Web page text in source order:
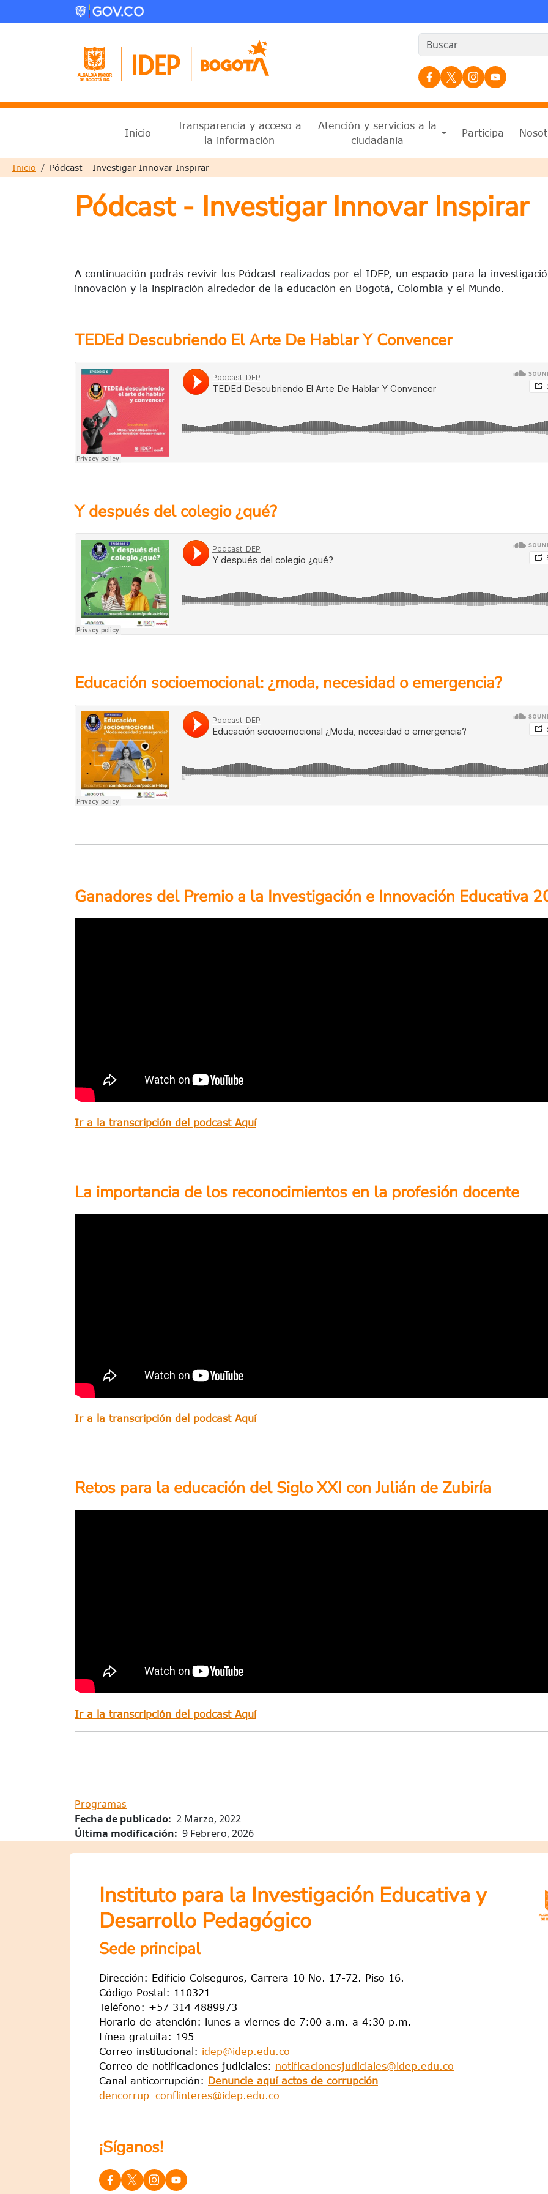
Pasar al contenido principal
Redes Sociales
Menu principal 2025
Inicio
Transparencia y acceso a
la información
Atención y servicios a la
ciudadanía
Participa
Sobrescribir enlaces de ayuda a la navegación
Inicio Pódcast - Investigar Innovar Inspirar
Pódcast - Investigar Innovar Inspirar
A continuación podrás revivir los Pódcast realizados por el IDEP, un espacio para la
innovación y la inspiración alrededor de la educación en Bogotá, Colombia y el Mundo.
TEDEd Descubriendo El Arte De Hablar Y Convencer
Y después del colegio ¿qué?
Educación socioemocional: ¿moda, necesidad o emergencia?
Ganadores del Premio a la Investigación e Innovación Educativa
Ir a la transcripción del podcast Aquí
La importancia de los reconocimientos en la profesión docente
Ir a la transcripción del podcast Aquí
Retos para la educación del Siglo XXI con Julián de Zubiría
Ir a la transcripción del podcast Aquí
Programas
Fecha de publicado 2 Marzo, 2022
Última modificación
9 Febrero, 2026
Instituto para la Investigación Educativa y
Desarrollo Pedagógico
Sede principal
Dirección: Edificio Colseguros, Carrera 10 No. 17-72. Piso 16.
Código Postal: 110321
Teléfono: +57 314 4889973
Horario de atención: lunes a viernes de 7:00 a.m. a 4:30 p.m.
Línea gratuita: 195
Correo institucional: idep@idep.edu.co
Correo de notificaciones judiciales: notificacionesjudiciales@idep.edu.co
Canal anticorrupción: Denuncie aquí actos de corrupción
dencorrup_conflinteres@idep.edu.co
¡Síganos!